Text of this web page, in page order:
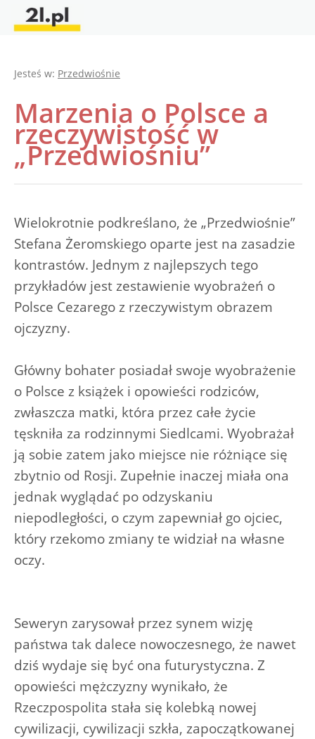
Jesteś w: Przedwiośnie
Marzenia o Polsce a
rzeczywistość w
„Przedwiośniu”
Wielokrotnie podkreślano, że „Przedwiośnie”
Stefana Żeromskiego oparte jest na zasadzie
kontrastów. Jednym z najlepszych tego
przykładów jest zestawienie wyobrażeń o
Polsce Cezarego z rzeczywistym obrazem
ojczyzny.
Główny bohater posiadał swoje wyobrażenie
o Polsce z książek i opowieści rodziców,
zwłaszcza matki, która przez całe życie
tęskniła za rodzinnymi Siedlcami. Wyobrażał
ją sobie zatem jako miejsce nie różniące się
zbytnio od Rosji. Zupełnie inaczej miała ona
jednak wyglądać po odzyskaniu
niepodległości, o czym zapewniał go ojciec,
który rzekomo zmiany te widział na własne
oczy.
Seweryn zarysował przez synem wizję
państwa tak dalece nowoczesnego, że nawet
dziś wydaje się być ona futurystyczna. Z
opowieści mężczyzny wynikało, że
Rzeczpospolita stała się kolebką nowej
cywilizacji, cywilizacji szkła, zapoczątkowanej